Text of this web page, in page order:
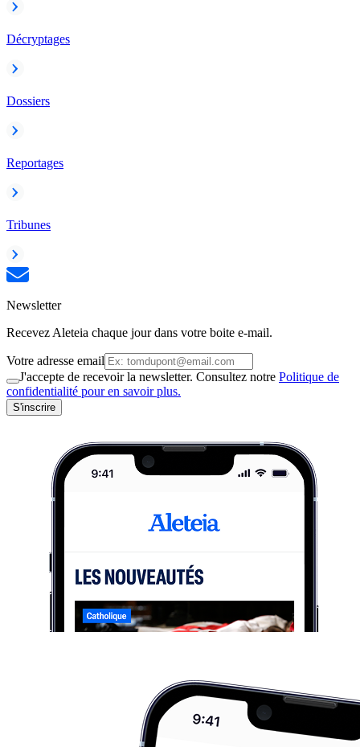
Décryptages
Dossiers
Reportages
Tribunes
Newsletter
Recevez Aleteia chaque jour dans votre boite e-mail.
Votre adresse email
J'accepte de recevoir la newsletter. Consultez notre Politique de
confidentialité pour en savoir plus.
S'inscrire